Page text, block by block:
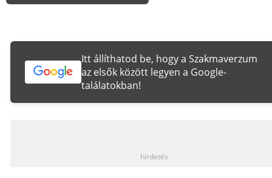
Itt állíthatod be, hogy a Szakmaverzum
az elsők között legyen a Google-
találatokban!
hirdetés